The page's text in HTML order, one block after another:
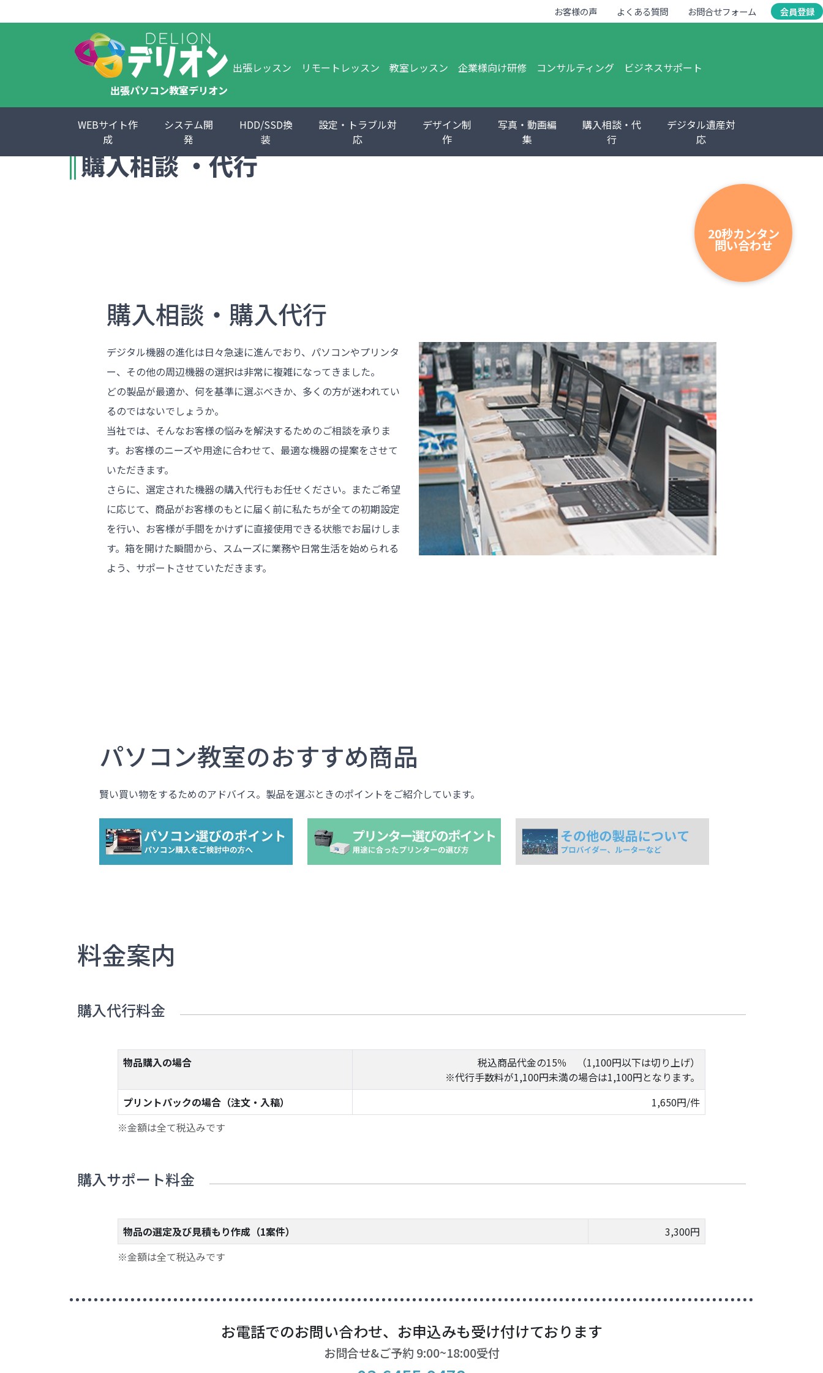
お客様の声 よくある質問 お問合せフォーム 会員登録
出張パソコン教室デリオン
出張レッスン リモートレッスン 教室レッスン 企業様向け研修 コンサルティング ビジネスサポート
WEBサイト作
成
システム開
発
HDD/SSD換
装
設定・トラブル対
応
デザイン制
作
写真・動画編
集
購入相談・代
行
デジタル遺産対
応
»購入相談 ・代行
購入相談 ・代行
購入相談・購入代行
デジタル機器の進化は日々急速に進んでおり、パソコンやプリンタ
ー、その他の周辺機器の選択は非常に複雑になってきました。
どの製品が最適か、何を基準に選ぶべきか、多くの方が迷われてい
るのではないでしょうか。
当社では、そんなお客様の悩みを解決するためのご相談を承りま
す。お客様のニーズや用途に合わせて、最適な機器の提案をさせて
いただきます。
さらに、選定された機器の購入代行もお任せください。またご希望
に応じて、商品がお客様のもとに届く前に私たちが全ての初期設定
を行い、お客様が手間をかけずに直接使用できる状態でお届けしま
す。箱を開けた瞬間から、スムーズに業務や日常生活を始められる
よう、サポートさせていただきます。
パソコン教室のおすすめ商品
賢い買い物をするためのアドバイス。製品を選ぶときのポイントをご紹介しています。
料金案内
購入代行料金
※金額は全て税込みです
物品購入の場合
税込商品代金の15％ （1,100円以下は切り上げ）
※代行手数料が1,100円未満の場合は1,100円となります。
プリントパックの場合（注文・入稿）
1,650円/件
購入サポート料金
※金額は全て税込みです
物品の選定及び見積もり作成（1案件） 3,300円
お電話でのお問い合わせ、お申込みも受け付けております
お問合せ&ご予約 9:00~18:00受付
20秒カンタン
問い合わせ